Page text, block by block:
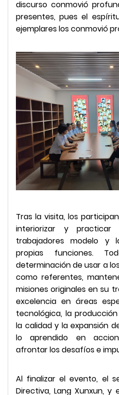
discurso conmovió
presentes, pues el
ejemplares los conmovió
Tras la visita, los
interiorizar y
trabajadores modelo y
propias funciones.
determinación de usar a
como referentes,
misiones originales en su
excelencia en áreas
tecnológica, la
la calidad y la expansión
lo aprendido en
afrontar los desafíos e
Al finalizar el evento, el
Directiva, Lang Xunxun, y